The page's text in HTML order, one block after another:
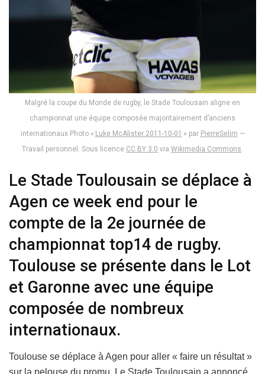
Malgré la coupe du Monde de rugby, le Stade Toulousain aligne en
championnat une équipe composée majoritairement d’anciens
internationaux Photo « Luke McAlister 2011-10-01 » par PierreSelim —
Travail personnel
. Sous licence CC BY 3.0 via Wikimedia Commons
Le Stade Toulousain se déplace à
Agen ce week end pour le
compte de la 2e journée de
championnat top14 de rugby.
Toulouse se présente dans le Lot
et Garonne avec une équipe
composée de nombreux
internationaux.
Toulouse se déplace à Agen pour aller « faire un résultat »
sur la pelouse du promu. Le Stade Toulousain a annoncé